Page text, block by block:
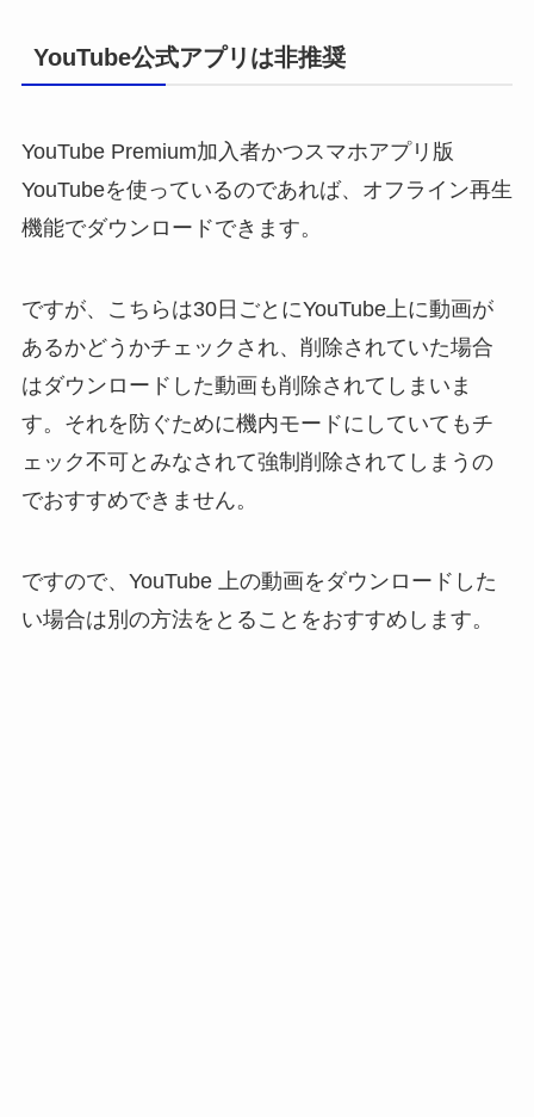
YouTube公式アプリは非推奨
YouTube Premium加入者かつスマホアプリ版
YouTubeを使っているのであれば、オフライン再生
機能でダウンロードできます。
ですが、こちらは30日ごとにYouTube上に動画が
あるかどうかチェックされ、削除されていた場合
はダウンロードした動画も削除されてしまいま
す。それを防ぐために機内モードにしていてもチ
ェック不可とみなされて強制削除されてしまうの
でおすすめできません。
ですので、YouTube 上の動画をダウンロードした
い場合は別の方法をとることをおすすめします。